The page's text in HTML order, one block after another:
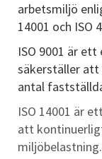
arbetsmiljö
14001 och ISO
ISO 9001 är
säkerställer
antal
ISO 14001 är
att
miljöbelastning.